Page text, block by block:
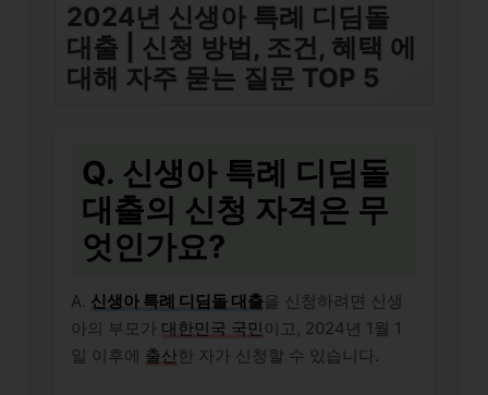
2024년 신생아 특례 디딤돌
대출 | 신청 방법, 조건, 혜택 에
대해 자주 묻는 질문 TOP 5
Q. 신생아 특례 디딤돌
대출의 신청 자격은 무
엇인가요?
A. 신생아 특례 디딤돌 대출을 신청하려면 신생
아의 부모가 대한민국 국민 이고, 2024년 1월 1
일 이후에 출산한 자가 신청할 수 있습니다.